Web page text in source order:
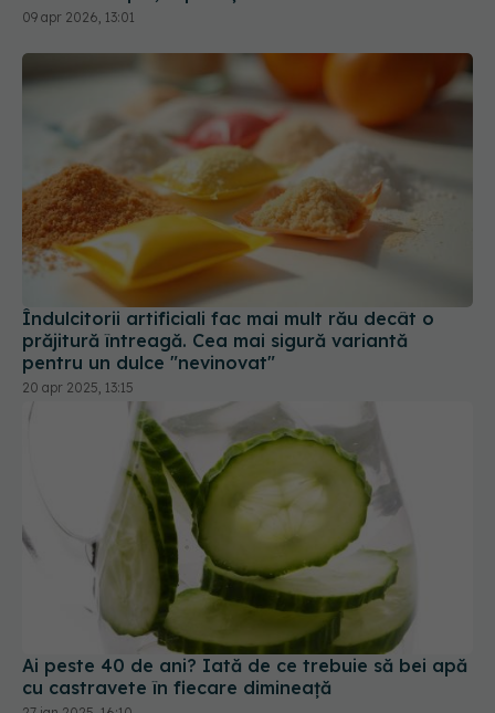
09 apr 2026, 13:01
Îndulcitorii artificiali fac mai mult rău decât o
prăjitură întreagă. Cea mai sigură variantă
pentru un dulce "nevinovat"
20 apr 2025, 13:15
Ai peste 40 de ani? Iată de ce trebuie să bei apă
cu castravete în fiecare dimineață